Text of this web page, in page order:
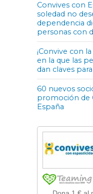
Convives con
soledad no
dependencia
personas con
¡Convive con
en la que las
dan claves
60 nuevos
promoción de
España